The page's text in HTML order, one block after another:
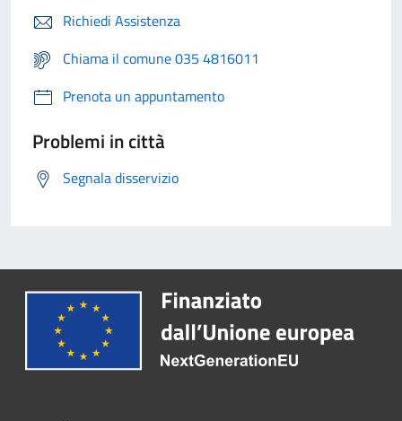
Richiedi Assistenza
Chiama il comune 035 4816011
Prenota un appuntamento
Problemi in città
Segnala disservizio